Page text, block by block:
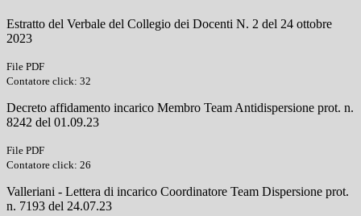
Estratto del Verbale del Collegio dei Docenti N. 2 del 24 ottobre
2023
File PDF
Contatore click: 32
Decreto affidamento incarico Membro Team Antidispersione prot. n.
8242 del 01.09.23
File PDF
Contatore click: 26
Valleriani - Lettera di incarico Coordinatore Team Dispersione prot.
n. 7193 del 24.07.23